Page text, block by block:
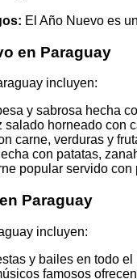
El Año Nuevo es
en Paraguay
incluyen:
y sabrosa hecha
salado horneado con
carne, verduras y
con patatas,
popular servido con
Paraguay
incluyen:
y bailes en todo
famosos